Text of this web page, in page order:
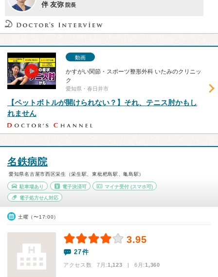
伴 友弥 院長
動画
かすがい関節・スポーツ整形外科 いたみのクリニッ
ク
愛知県・春日井市
【ペットボトルが開けられない？】それ、テニス肘かもし
れません
名鉄病院
愛知県名古屋市西区栄生（栄生駅、東枇杷島駅、亀島駅）
駐車場あり 電子決済可 マイナ受付 (スマホ可)
電子処方せん対応
土曜（〜17:00）
3.95
27件
アクセス数 7月:1,123 | 6月:1,360